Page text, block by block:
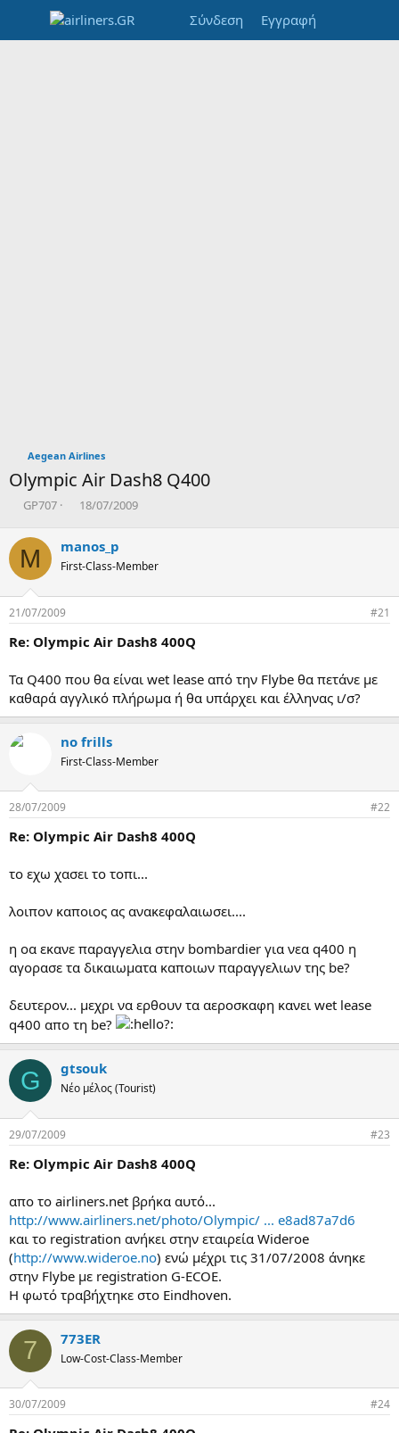
Σύνδεση Εγγραφή
Aegean Airlines
Olympic Air Dash8 Q400
T
r
e
a
d
s
t
r
e
r
GP707
Η
ρ
ο
η
α
η
μ
ι
υ
ρ
ί
18/07/2009
M manos_p
First-Class-Member
21/07/2009 #21
Re: Olympic Air Dash8 400Q
Τα Q400 που θα είναι wet lease από την Flybe θα πετάνε με
καθαρά αγγλικό πλήρωμα ή θα υπάρχει και έλληνας ι/σ?
no frills
First-Class-Member
28/07/2009 #22
Re: Olympic Air Dash8 400Q
το εχω χασει το τοπι...
λοιπον καποιος ας ανακεφαλαιωσει....
η οα εκανε παραγγελια στην bombardier για νεα q400 η
αγορασε τα δικαιωματα καποιων παραγγελιων της be?
δευτερον... μεχρι να ερθουν τα αεροσκαφη κανει wet lease
q400 απο τη be?
G gtsouk
Νέο μέλος (Tourist)
29/07/2009 #23
Re: Olympic Air Dash8 400Q
απο το airliners.net βρήκα αυτό...
http://www.airliners.net/photo/Olympic/ ... e8ad87a7d6
και το registration ανήκει στην εταιρεία Wideroe
(http://www.wideroe.no) ενώ μέχρι τις 31/07/2008 άνηκε
στην Flybe με registration G-ECOE.
H φωτό τραβήχτηκε στο Eindhoven.
7 773ER
Low-Cost-Class-Member
30/07/2009 #24